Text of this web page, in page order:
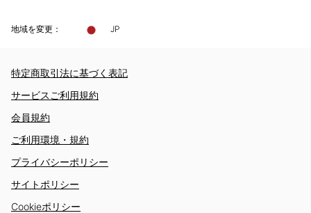
地域を変更： JP
特定商取引法に基づく表記
サービスご利用規約
会員規約
ご利用環境・規約
プライバシーポリシー
サイトポリシー
Cookieポリシー